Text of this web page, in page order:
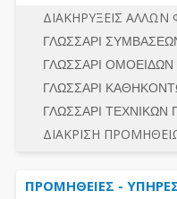
ΔΙΚΑΙΟΥΜΕΝΟΙ
ΠΡΟΣΦΟΡΕΣ –
ΔΙΕΞΑΓΩΓΗ
ΕΣΗΔΗΣ – ΚΗΜΔΗΣ
ΠΕΡΙΛΗΨΕΙΣ
ΣΥΝΟΛΟ
ΔΙΕΞΑΓΩΓΗ
ΔΙΑΔΙΚΑΣΙΕΣ
ΓΕΝΙΚΟΙ ΚΑΝΟΝΕΣ
ΠΡΟΕΤΟΙΜΑΣΙΑ -
ΛΟΓΟΙ
ΠΡΟΣΦΟΡΕΣ -
ΔΙΑΚΗΡΥΞΕΙΣ
ΓΛΩΣΣΑΡΙ
ΓΛΩΣΣΑΡΙ
ΓΛΩΣΣΑΡΙ
ΓΛΩΣΣΑΡΙ ΤΕΧΝΙΚΩΝ
ΔΙΑΚΡΙΣΗ
ΠΡΟΜΗΘΕΙΕΣ -